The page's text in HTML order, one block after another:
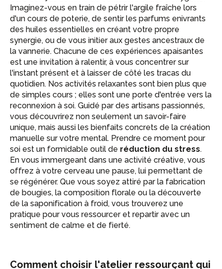
Imaginez-vous en train de pétrir l'argile fraîche lors
d'un cours de poterie, de sentir les parfums enivrants
des huiles essentielles en créant votre propre
synergie, ou de vous initier aux gestes ancestraux de
la vannerie. Chacune de ces expériences apaisantes
est une invitation à ralentir, à vous concentrer sur
l'instant présent et à laisser de côté les tracas du
quotidien. Nos activités relaxantes sont bien plus que
de simples cours ; elles sont une porte d'entrée vers la
reconnexion à soi. Guidé par des artisans passionnés,
vous découvrirez non seulement un savoir-faire
unique, mais aussi les bienfaits concrets de la création
manuelle sur votre mental. Prendre ce moment pour
soi est un formidable outil de réduction du stress.
En vous immergeant dans une activité créative, vous
offrez à votre cerveau une pause, lui permettant de
se régénérer. Que vous soyez attiré par la fabrication
de bougies, la composition florale ou la découverte
de la saponification à froid, vous trouverez une
pratique pour vous ressourcer et repartir avec un
sentiment de calme et de fierté.
Comment choisir l'atelier ressourçant qui